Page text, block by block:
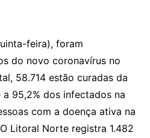
feira), foram
do novo coronavírus no
58.714 estão curadas da
95,2% dos infectados na
com a doença ativa na
Litoral Norte registra 1.482